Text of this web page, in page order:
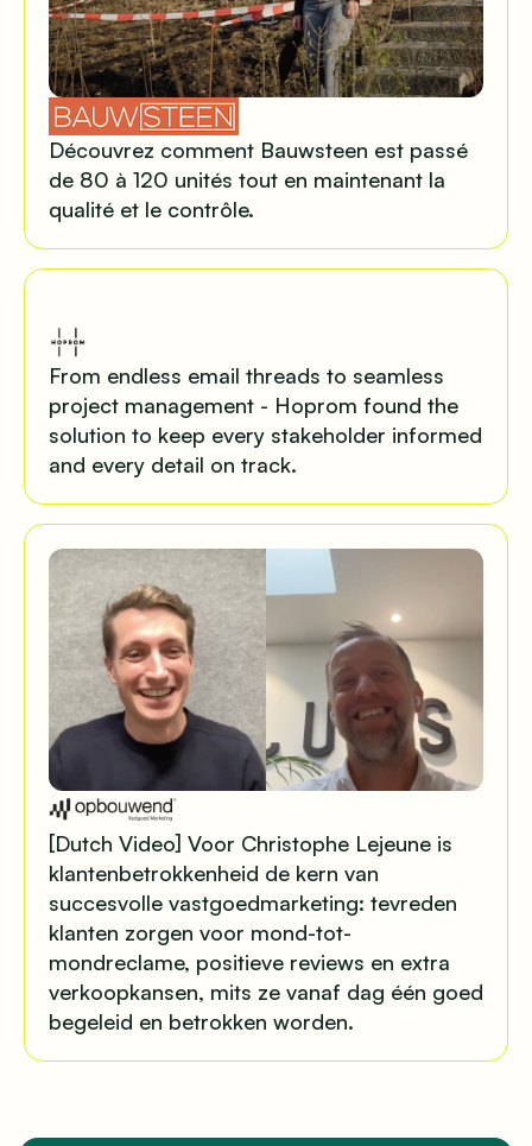
Découvrez comment Bauwsteen est passé
de 80 à 120 unités tout en maintenant la
qualité et le contrôle.
From endless email threads to seamless
project management - Hoprom found the
solution to keep every stakeholder informed
and every detail on track.
[Dutch Video] Voor Christophe Lejeune is
klantenbetrokkenheid de kern van
succesvolle vastgoedmarketing: tevreden
klanten zorgen voor mond-tot-
mondreclame, positieve reviews en extra
verkoopkansen, mits ze vanaf dag één goed
begeleid en betrokken worden.